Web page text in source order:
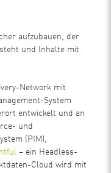
aufzubauen, der
und Inhalte mit
Network mit
System
entwickelt und an
und
(PIM),
– ein Headless-
Cloud wird mit